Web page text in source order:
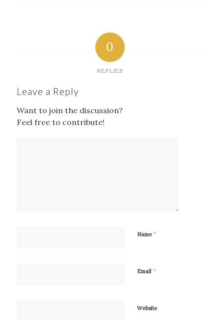
0
REPLIES
Leave a Reply
Want to join the discussion?
Feel free to contribute!
Name*
Email *
Website